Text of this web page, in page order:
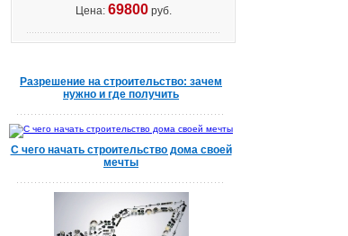
Цена: 69800руб.
Разрешение на строительство: зачем
нужно и где получить
С чего начать строительство дома своей
мечты